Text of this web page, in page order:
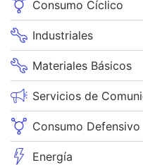
Consumo Cíclico
Industriales
Materiales Básicos
Servicios de
Consumo Defensivo
Energía